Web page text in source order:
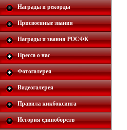
Награды и рекорды
Присвоенные звания
Награды и звания РОСФК
Пресса о нас
Фотогалерея
Видеогалерея
Правила кикбоксинга
История единоборств